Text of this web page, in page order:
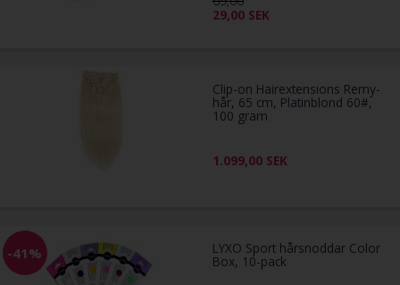
29,00 SEK
Clip-on Hairextensions Remy-
hår, 65 cm, Platinblond 60#,
100 gram
1.099,00 SEK
-41% LYXO Sport hårsnoddar Color
Box, 10-pack